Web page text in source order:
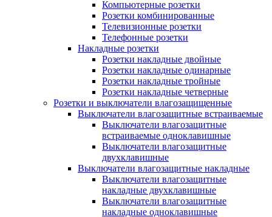
Компьютерные розетки
Розетки комбинированные
Телевизионные розетки
Телефонные розетки
Накладные розетки
Розетки накладные двойные
Розетки накладные одинарные
Розетки накладные тройные
Розетки накладные четверные
Розетки и выключатели влагозащищенные
Выключатели влагозащитные встраиваемые
Выключатели влагозащитные
встраиваемые одноклавишные
Выключатели влагозащитные
двухклавишные
Выключатели влагозащитные накладные
Выключатели влагозащитные
накладные двухклавишные
Выключатели влагозащитные
накладные одноклавишные